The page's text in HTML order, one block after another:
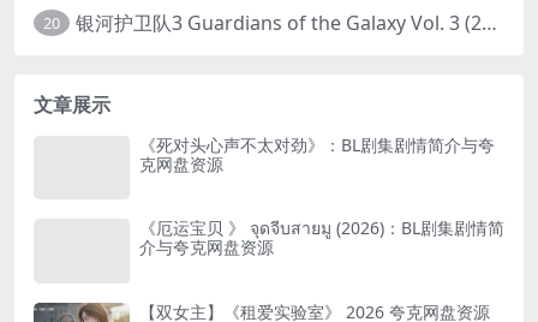
20 银河护卫队3 Guardians of the Galaxy Vol. 3 (2023)4K高清资源1080p只分享精品
文章展示
《死对头心声不太对劲》：BL剧集剧情简介与夸
克网盘资源
《厄运宝贝 》 จุดจีบสายมู (2026)：BL剧集剧情简
介与夸克网盘资源
【双女主】《租爱实验室》 2026 夸克网盘资源